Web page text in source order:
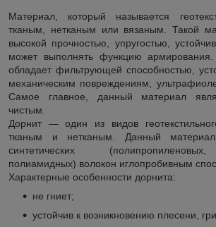
Материал, который называется
тканым, нетканым или вязаным. Такой
высокой прочностью, упругостью,
может выполнять функцию армирования.
обладает фильтрующей способностью,
механическим повреждениям,
Самое главное, данный материал
чистым.
Дорнит ― один из видов
тканым и нетканым. Данный материал
синтетических
полиамидных) волокон иглопробивным
Характерные особенности дорнита:
не гниет;
устойчив к возникновению плесени,